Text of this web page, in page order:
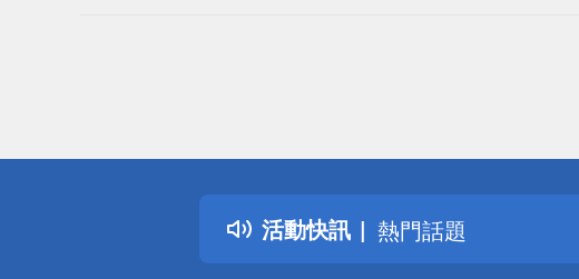
活動快訊
詐騙網頁！請小心！
得獎公告
熱門話題
銀行優惠